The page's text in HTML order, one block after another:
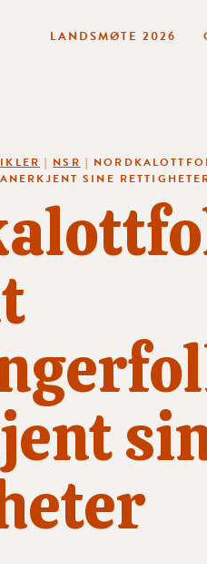
LANDSMØTE 2026
| NSR |
SINE